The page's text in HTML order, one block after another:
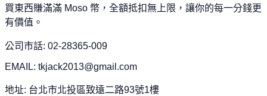
買東西賺滿滿 Moso 幣，全額抵扣無上限，讓你的每一分錢更
有價值。
公司市話: 02-28365-009
EMAIL: tkjack2013@gmail.com
地址: 台北市北投區致遠二路93號1樓